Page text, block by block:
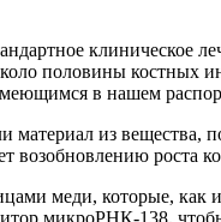
клиническое
половины костных
в нашем
из вещества,
возобновлению роста
меди, которые,